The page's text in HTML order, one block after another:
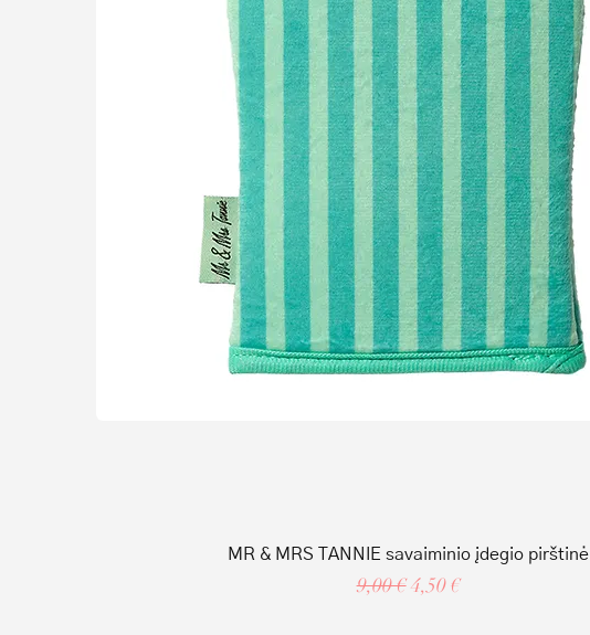
MR & MRS TANNIE savaiminio įdegio pirštinė
Regular Price
9,00 € Sale Price
4,50 €